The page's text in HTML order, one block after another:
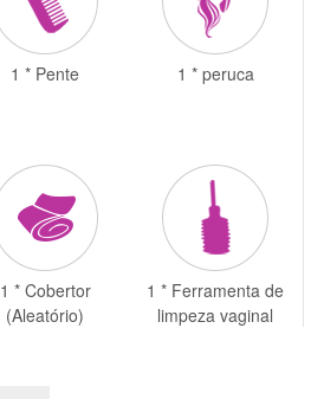
1 * Pente 1 * peruca
1 * Cobertor
(Aleatório)
1 * Ferramenta de
limpeza vaginal